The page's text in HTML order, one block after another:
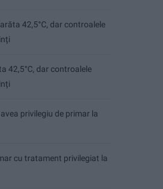
42,5°C, dar controalele
42,5°C, dar controalele
privilegiu de primar la
cu tratament privilegiat la